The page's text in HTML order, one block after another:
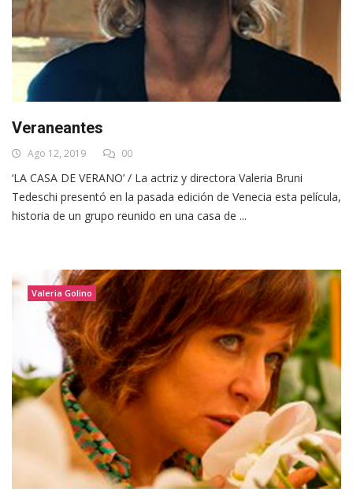
Veraneantes
Ago 12, 2019 00
‘LA CASA DE VERANO’ / La actriz y directora Valeria Bruni
Tedeschi presentó en la pasada edición de Venecia esta película,
historia de un grupo reunido en una casa de ...
Valeria Golino